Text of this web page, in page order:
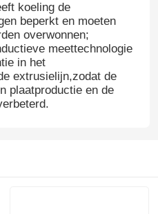
koeling de
beperkt en moeten
overwonnen;
meettechnologie
in het
extrusielijn,zodat de
plaatproductie en de